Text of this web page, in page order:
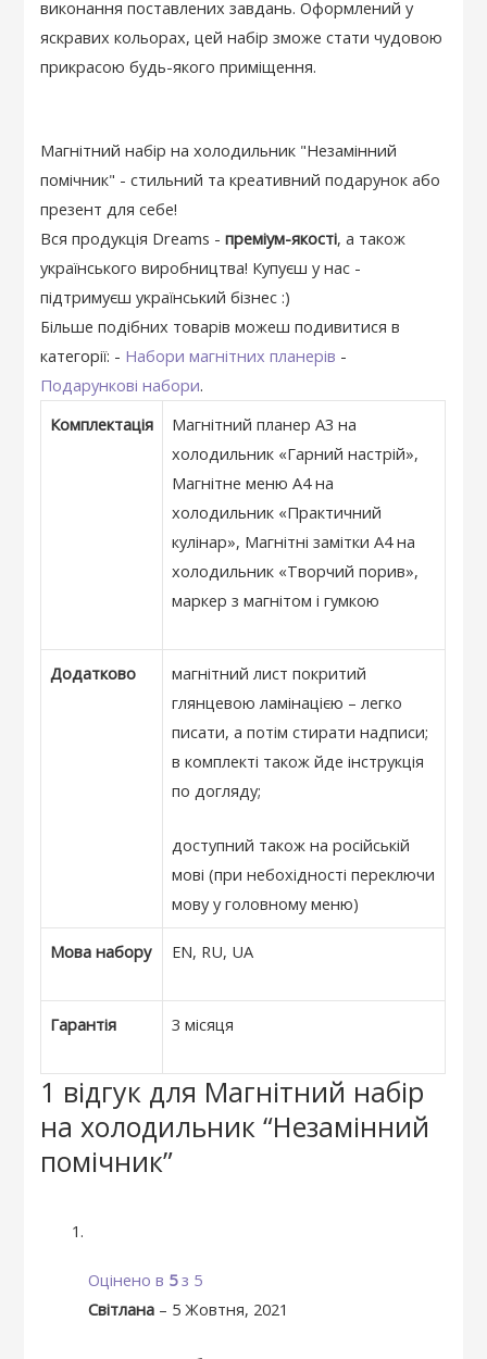
виконання поставлених завдань. Оформлений у
яскравих кольорах, цей набір зможе стати чудовою
прикрасою будь-якого приміщення.
Магнітний набір на холодильник "Незамінний
помічник" - стильний та креативний подарунок або
презент для себе!
Вся продукція Dreams -преміум-якості, а також
українського виробництва! Купуєш у нас -
підтримуєш український бізнес :)
Більше подібних товарів можеш подивитися в
категорії: - Набори магнітних планерів -
Подарункові набори.
Комплектація
Магнітний планер А3 на
холодильник «Гарний настрій»,
Магнітне меню А4 на
холодильник «Практичний
кулінар», Магнітні замітки А4 на
холодильник «Творчий порив»,
маркер з магнітом і гумкою
Додатково
магнітний лист покритий
глянцевою ламінацією – легко
писати, а потім стирати надписи;
в комплекті також йде інструкція
по догляду;
доступний також на російській
мові (при небохідності переключи
мову у головному меню)
Мова набору EN, RU, UA
Гарантія 3 місяця
1 відгук для Магнітний набір
на холодильник “Незамінний
помічник”
Оцінено в 5з 5
Світлана – 5 Жовтня, 2021